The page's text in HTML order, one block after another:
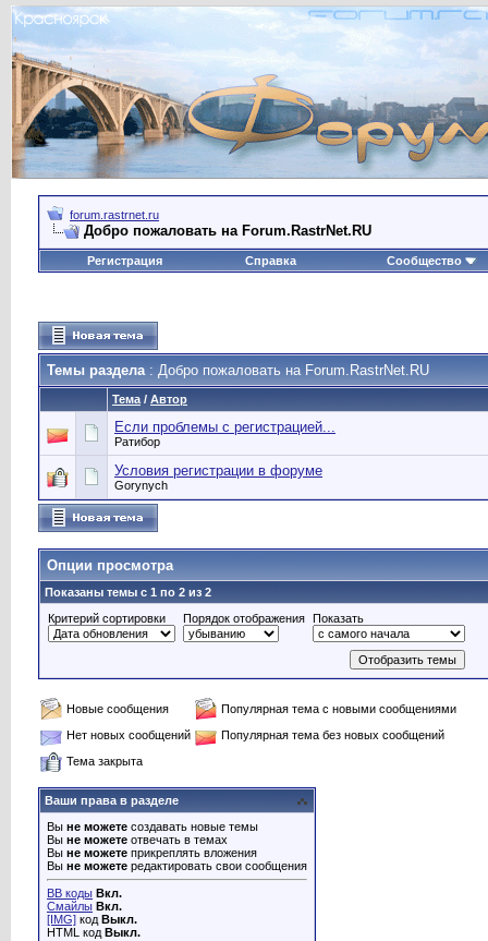
forum.rastrnet.ru
Добро пожаловать на Forum.RastrNet.RU
Регистрация Справка Сообщество
Темы раздела: Добро пожаловать на Forum.RastrNet.RU
Тема / Автор
Если проблемы с регистрацией...
Ратибор
Условия регистрации в форуме
Gorynych
Опции просмотра
Показаны темы с 1 по 2 из 2
Критерий сортировки
Порядок отображения Показать
Новые сообщения
Популярная тема с новыми сообщениями
Нет новых сообщений
Популярная тема без новых сообщений
Тема закрыта
Ваши права в разделе
Вы не можете создавать новые темы
Вы не можете отвечать в темах
Вы не можете прикреплять вложения
Вы не можете редактировать свои сообщения
BB коды Вкл.
Смайлы Вкл.
[IMG] код Выкл.
HTML код Выкл.